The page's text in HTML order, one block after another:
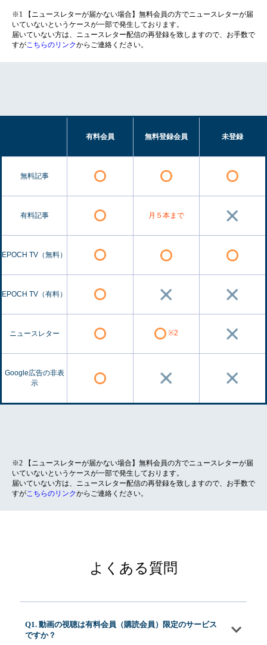
※1 【ニュースレターが届かない場合】無料会員の方でニュースレターが届
いていないというケースが一部で発生しております。
届いていない方は、ニュースレター配信の再登録を致しますので、お手数で
すがこちらのリンクからご連絡ください。
有料会員 無料登録会員 未登録
無料記事
有料記事 月５本まで
EPOCH TV（無料）
EPOCH TV（有料）
ニュースレター ※2
Google広告の非表
示
※2 【ニュースレターが届かない場合】無料会員の方でニュースレターが届
いていないというケースが一部で発生しております。
届いていない方は、ニュースレター配信の再登録を致しますので、お手数で
すがこちらのリンクからご連絡ください。
よくある質問
Q1. 動画の視聴は有料会員（購読会員）限定のサービス
ですか？